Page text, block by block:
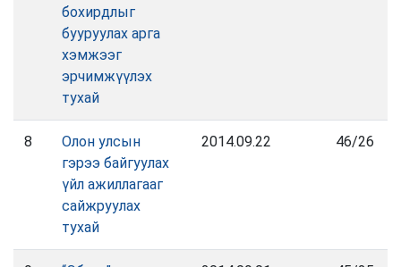
бохирдлыг
бууруулах арга
хэмжээг
эрчимжүүлэх
тухай
8
Олон улсын
гэрээ байгуулах
үйл ажиллагааг
сайжруулах
тухай
2014.09.22 46/26